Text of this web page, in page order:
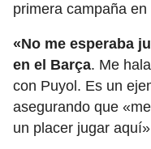
primera campaña
«No me esperaba
en el Barça. Me
con Puyol. Es un
asegurando que
un placer jugar